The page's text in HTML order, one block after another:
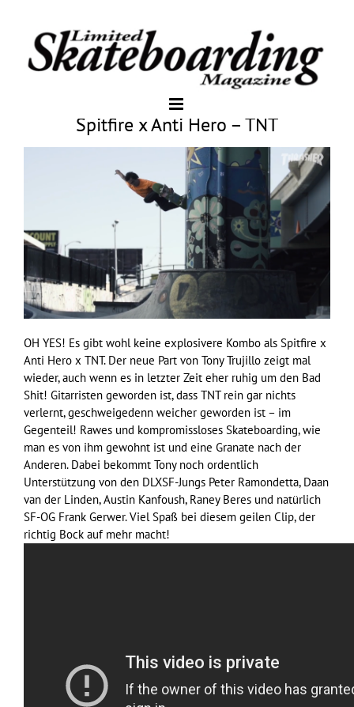
Spitfire x Anti Hero – TNT
OH YES! Es gibt wohl keine explosivere Kombo als Spitfire x
Anti Hero x TNT. Der neue Part von Tony Trujillo zeigt mal
wieder, auch wenn es in letzter Zeit eher ruhig um den Bad
Shit! Gitarristen geworden ist, dass TNT rein gar nichts
verlernt, geschweigedenn weicher geworden ist – im
Gegenteil! Rawes und kompromissloses Skateboarding, wie
man es von ihm gewohnt ist und eine Granate nach der
Anderen. Dabei bekommt Tony noch ordentlich
Unterstützung von den DLXSF-Jungs Peter Ramondetta, Daan
van der Linden, Austin Kanfoush, Raney Beres und natürlich
SF-OG Frank Gerwer. Viel Spaß bei diesem geilen Clip, der
richtig Bock auf mehr macht!